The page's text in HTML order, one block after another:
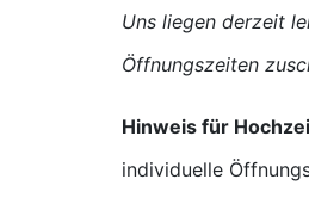
Uns liegen derzeit
Öffnungszeiten
Hinweis für
individuelle